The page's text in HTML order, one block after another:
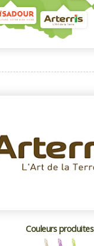
Couleurs produites